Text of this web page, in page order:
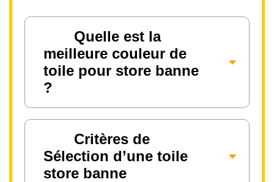
Quelle est la
meilleure couleur de
toile pour store banne
?
Critères de
Sélection d’une toile
store banne